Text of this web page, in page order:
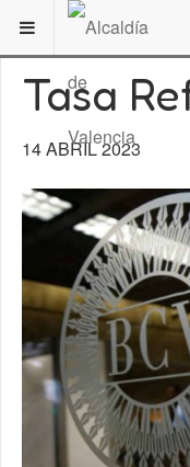
ESTÁ AQUÍ: DE INTERÉS
Tasa
14 ABRIL 2023